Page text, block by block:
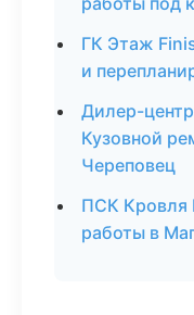
ГК Этаж
и
Дилер-
Кузовной
Череповец
ПСК Кровля
работы в